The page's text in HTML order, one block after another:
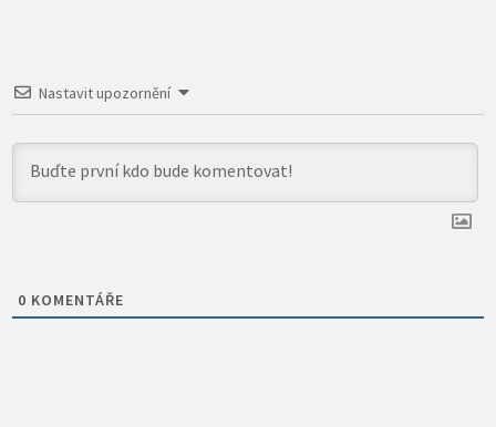
Nastavit upozornění
0 KOMENTÁŘE